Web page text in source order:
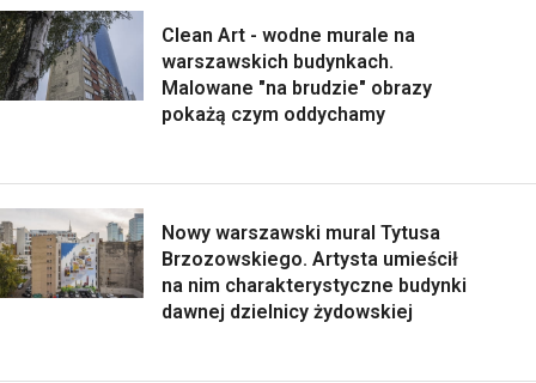
Clean Art - wodne murale na
warszawskich budynkach.
Malowane "na brudzie" obrazy
pokażą czym oddychamy
Nowy warszawski mural Tytusa
Brzozowskiego. Artysta umieścił
na nim charakterystyczne budynki
dawnej dzielnicy żydowskiej